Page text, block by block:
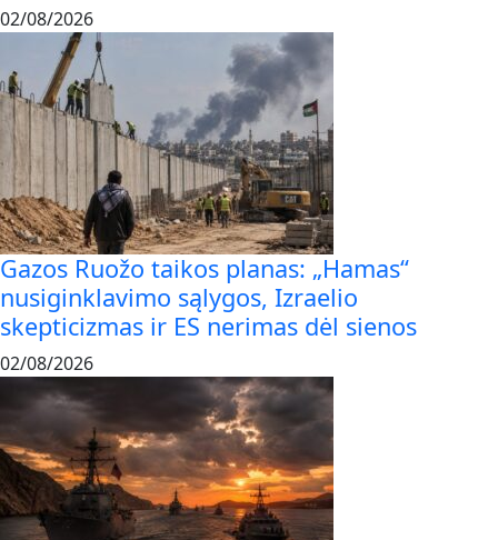
02/08/2026
Gazos Ruožo taikos planas: „Hamas“
nusiginklavimo sąlygos, Izraelio
skepticizmas ir ES nerimas dėl sienos
02/08/2026